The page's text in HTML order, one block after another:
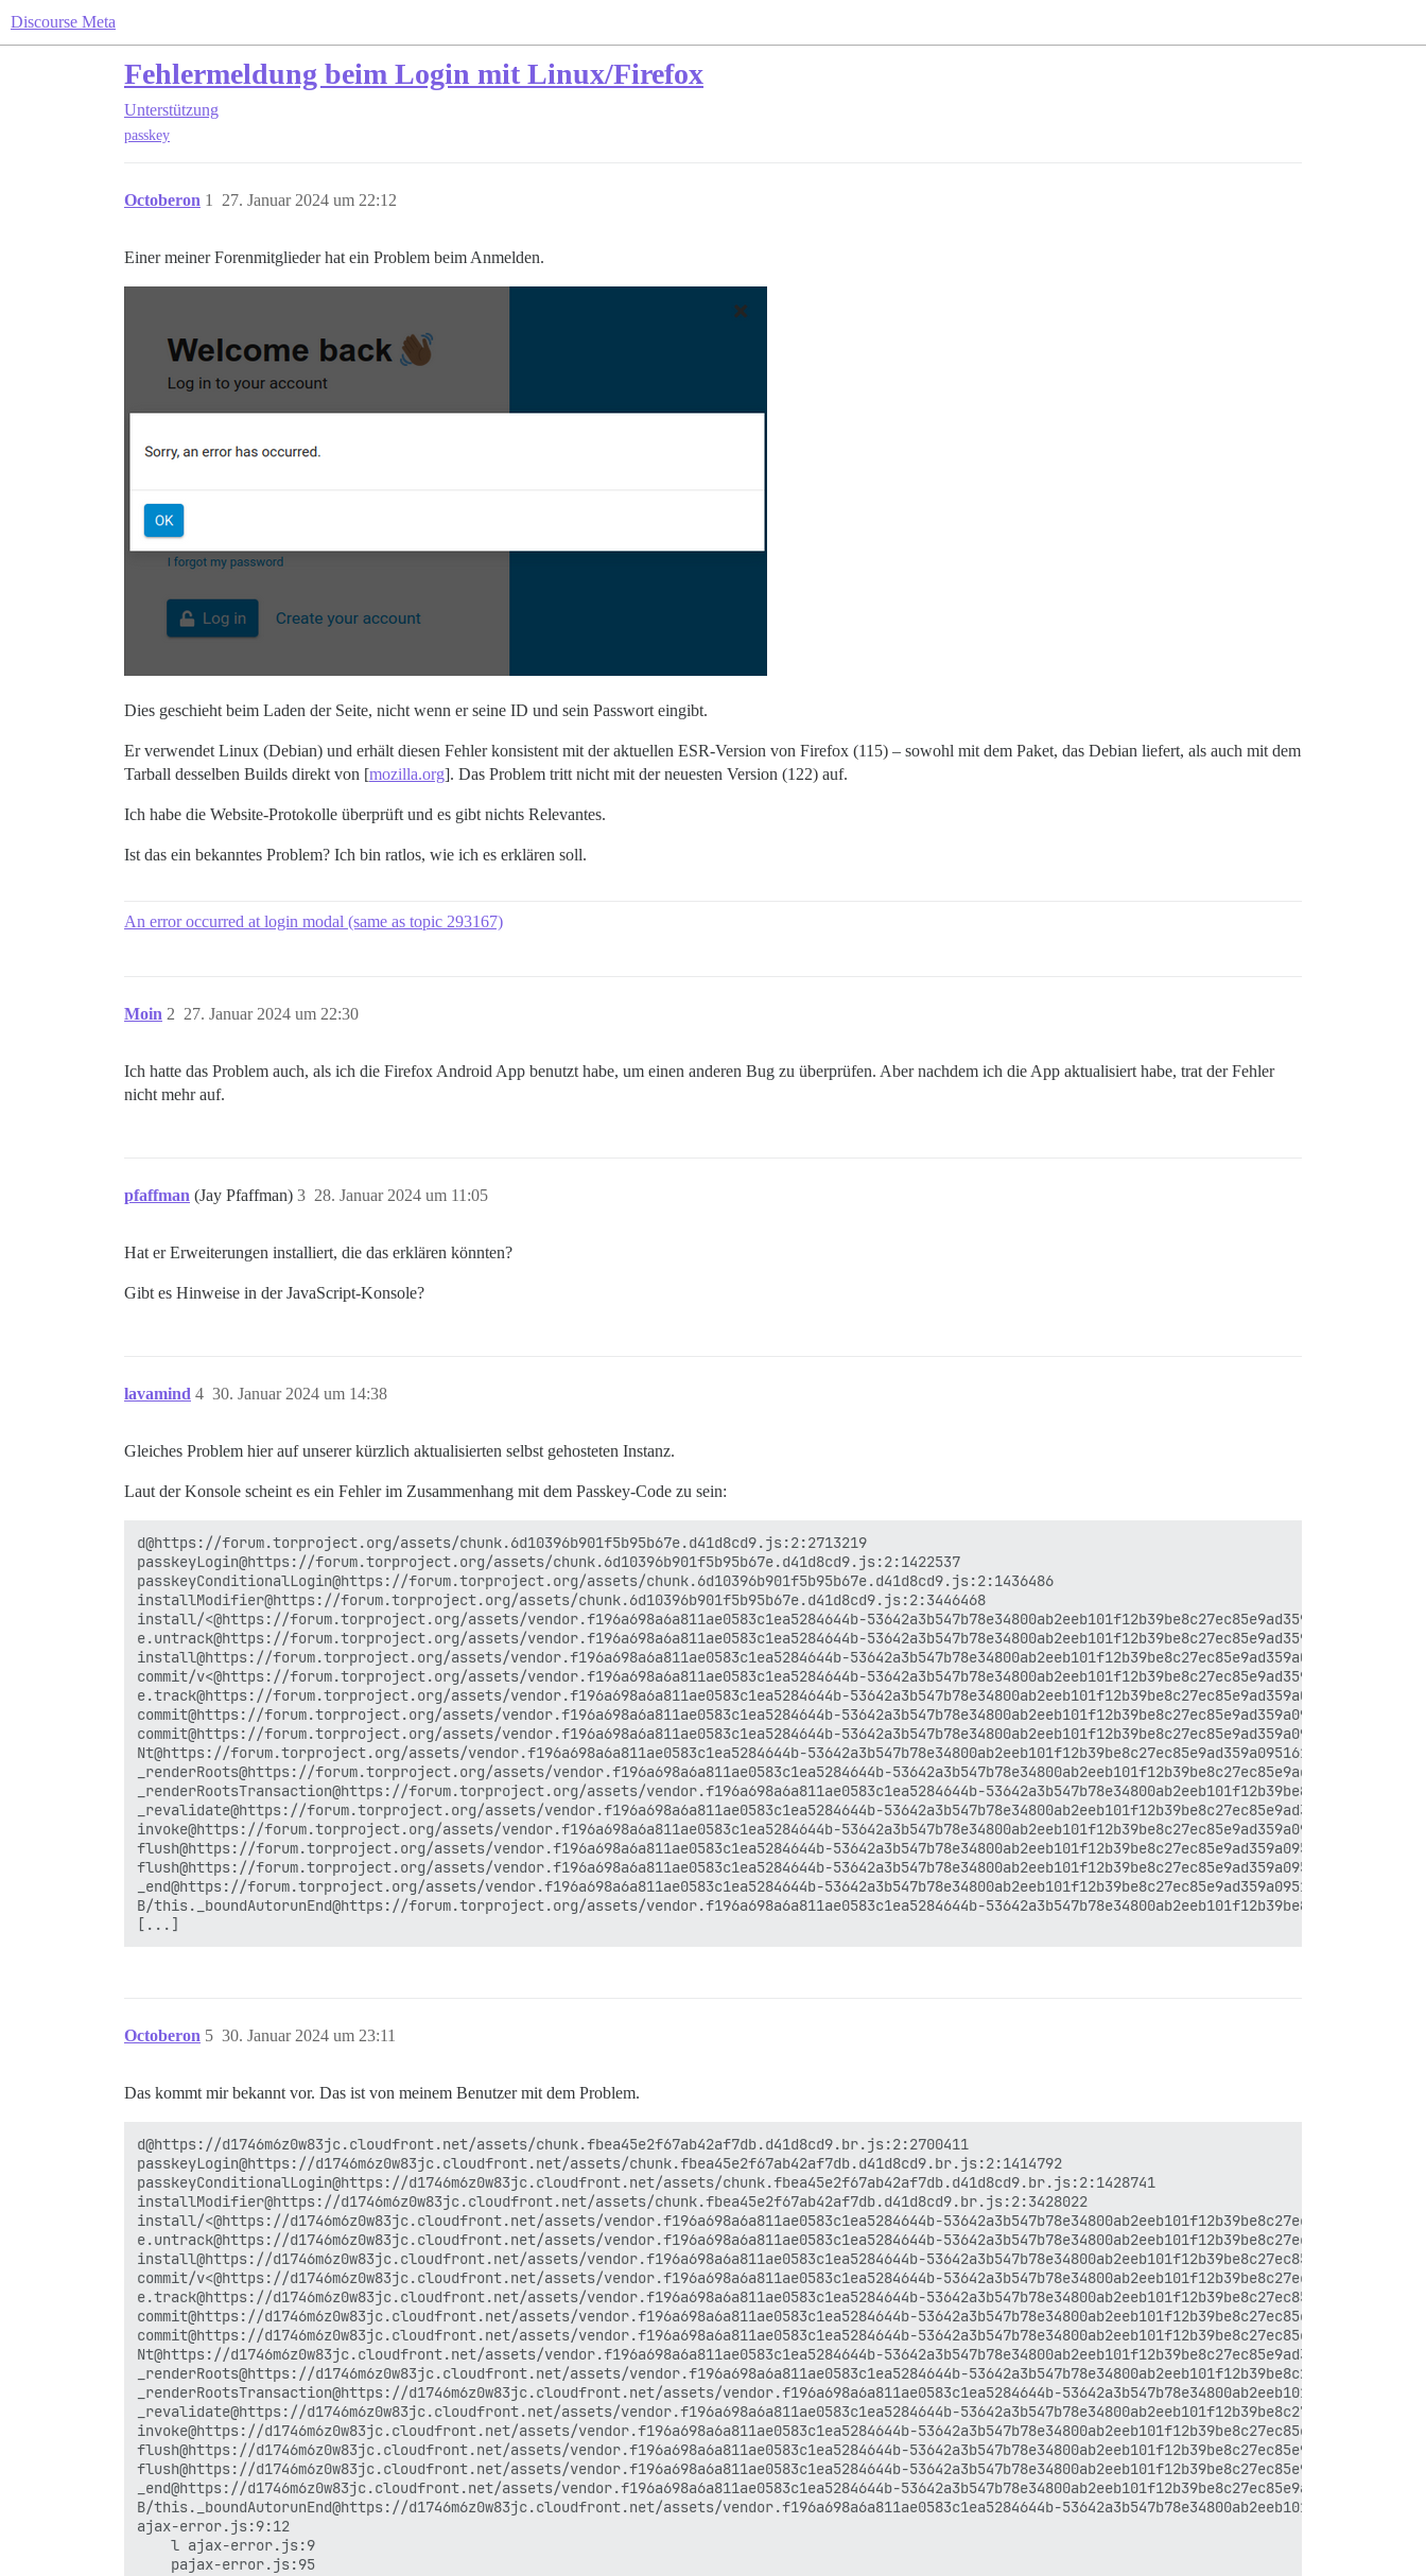
Discourse Meta
Fehlermeldung beim Login mit Linux/Firefox
Unterstützung
passkey
Octoberon 27. Januar 2024 um 22:12
1
Einer meiner Forenmitglieder hat ein Problem beim Anmelden.
Dies geschieht beim Laden der Seite, nicht wenn er seine ID und sein Passwort eingibt.
Er verwendet Linux (Debian) und erhält diesen Fehler konsistent mit der aktuellen ESR-Version von Firefox (115) – sowohl mit dem Paket, das Debian liefert, als auch mit dem
Tarball desselben Builds direkt von [mozilla.org]. Das Problem tritt nicht mit der neuesten Version (122) auf.
Ich habe die Website-Protokolle überprüft und es gibt nichts Relevantes.
Ist das ein bekanntes Problem? Ich bin ratlos, wie ich es erklären soll.
An error occurred at login modal (same as topic 293167)
Moin 27. Januar 2024 um 22:30
2
Ich hatte das Problem auch, als ich die Firefox Android App benutzt habe, um einen anderen Bug zu überprüfen. Aber nachdem ich die App aktualisiert habe, trat der Fehler
nicht mehr auf.
pfaffman (Jay Pfaffman) 28. Januar 2024 um 11:05
3
Hat er Erweiterungen installiert, die das erklären könnten?
Gibt es Hinweise in der JavaScript-Konsole?
lavamind 30. Januar 2024 um 14:38
4
Gleiches Problem hier auf unserer kürzlich aktualisierten selbst gehosteten Instanz.
Laut der Konsole scheint es ein Fehler im Zusammenhang mit dem Passkey-Code zu sein:
d@https://forum.torproject.org/assets/chunk.6d10396b901f5b95b67e.d41d8cd9.js:2:2713219
passkeyLogin@https://forum.torproject.org/assets/chunk.6d10396b901f5b95b67e.d41d8cd9.js:2:1422537
passkeyConditionalLogin@https://forum.torproject.org/assets/chunk.6d10396b901f5b95b67e.d41d8cd9.js:2:1436486
installModifier@https://forum.torproject.org/assets/chunk.6d10396b901f5b95b67e.d41d8cd9.js:2:3446468
install/<@https://forum.torproject.org/assets/vendor.f196a698a6a811ae0583c1ea5284644b-
e.untrack@https://forum.torproject.org/assets/vendor.f196a698a6a811ae0583c1ea5284644b-
install@https://forum.torproject.org/assets/vendor.f196a698a6a811ae0583c1ea5284644b-
commit/v<@https://forum.torproject.org/assets/vendor.f196a698a6a811ae0583c1ea5284644b-
e.track@https://forum.torproject.org/assets/vendor.f196a698a6a811ae0583c1ea5284644b-
commit@https://forum.torproject.org/assets/vendor.f196a698a6a811ae0583c1ea5284644b-
commit@https://forum.torproject.org/assets/vendor.f196a698a6a811ae0583c1ea5284644b-
Nt@https://forum.torproject.org/assets/vendor.f196a698a6a811ae0583c1ea5284644b-
_renderRoots@https://forum.torproject.org/assets/vendor.f196a698a6a811ae0583c1ea5284644b-
_renderRootsTransaction@https://forum.torproject.org/assets/vendor.f196a698a6a811ae0583c1ea5284644b-
_revalidate@https://forum.torproject.org/assets/vendor.f196a698a6a811ae0583c1ea5284644b-
invoke@https://forum.torproject.org/assets/vendor.f196a698a6a811ae0583c1ea5284644b-
flush@https://forum.torproject.org/assets/vendor.f196a698a6a811ae0583c1ea5284644b-
flush@https://forum.torproject.org/assets/vendor.f196a698a6a811ae0583c1ea5284644b-
_end@https://forum.torproject.org/assets/vendor.f196a698a6a811ae0583c1ea5284644b-
B/this._boundAutorunEnd@https://forum.torproject.org/assets/vendor.f196a698a6a811ae0583c1ea5284644b-
Octoberon 30. Januar 2024 um 23:11
5
Das kommt mir bekannt vor. Das ist von meinem Benutzer mit dem Problem.
d@https://d1746m6z0w83jc.cloudfront.net/assets/chunk.fbea45e2f67ab42af7db.d41d8cd9.br.js:2:2700411
passkeyLogin@https://d1746m6z0w83jc.cloudfront.net/assets/chunk.fbea45e2f67ab42af7db.d41d8cd9.br.js:2:1414792
passkeyConditionalLogin@https://d1746m6z0w83jc.cloudfront.net/assets/chunk.fbea45e2f67ab42af7db.d41d8cd9.br.js:2:1428741
installModifier@https://d1746m6z0w83jc.cloudfront.net/assets/chunk.fbea45e2f67ab42af7db.d41d8cd9.br.js:2:3428022
install/<@https://d1746m6z0w83jc.cloudfront.net/assets/vendor.f196a698a6a811ae0583c1ea5284644b-
e.untrack@https://d1746m6z0w83jc.cloudfront.net/assets/vendor.f196a698a6a811ae0583c1ea5284644b-
install@https://d1746m6z0w83jc.cloudfront.net/assets/vendor.f196a698a6a811ae0583c1ea5284644b-
commit/v<@https://d1746m6z0w83jc.cloudfront.net/assets/vendor.f196a698a6a811ae0583c1ea5284644b-
e.track@https://d1746m6z0w83jc.cloudfront.net/assets/vendor.f196a698a6a811ae0583c1ea5284644b-
commit@https://d1746m6z0w83jc.cloudfront.net/assets/vendor.f196a698a6a811ae0583c1ea5284644b-
commit@https://d1746m6z0w83jc.cloudfront.net/assets/vendor.f196a698a6a811ae0583c1ea5284644b-
Nt@https://d1746m6z0w83jc.cloudfront.net/assets/vendor.f196a698a6a811ae0583c1ea5284644b-
_renderRoots@https://d1746m6z0w83jc.cloudfront.net/assets/vendor.f196a698a6a811ae0583c1ea5284644b-
_renderRootsTransaction@https://d1746m6z0w83jc.cloudfront.net/assets/vendor.f196a698a6a811ae0583c1ea5284644b-
_revalidate@https://d1746m6z0w83jc.cloudfront.net/assets/vendor.f196a698a6a811ae0583c1ea5284644b-
invoke@https://d1746m6z0w83jc.cloudfront.net/assets/vendor.f196a698a6a811ae0583c1ea5284644b-
flush@https://d1746m6z0w83jc.cloudfront.net/assets/vendor.f196a698a6a811ae0583c1ea5284644b-
flush@https://d1746m6z0w83jc.cloudfront.net/assets/vendor.f196a698a6a811ae0583c1ea5284644b-
_end@https://d1746m6z0w83jc.cloudfront.net/assets/vendor.f196a698a6a811ae0583c1ea5284644b-
B/this._boundAutorunEnd@https://d1746m6z0w83jc.cloudfront.net/assets/vendor.f196a698a6a811ae0583c1ea5284644b-
ajax-error.js:9:12
    l ajax-error.js:9
    pajax-error.js:95